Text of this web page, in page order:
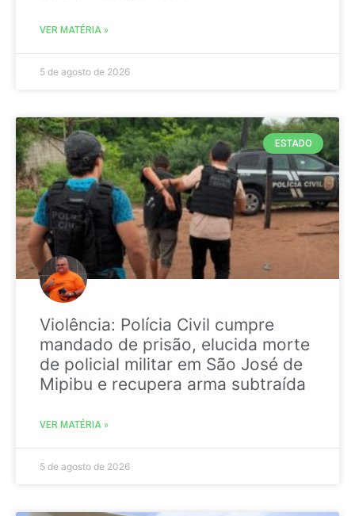
VER MATÉRIA »
5 de agosto de 2026
ESTADO
Violência: Polícia Civil cumpre
mandado de prisão, elucida morte
de policial militar em São José de
Mipibu e recupera arma subtraída
VER MATÉRIA »
5 de agosto de 2026